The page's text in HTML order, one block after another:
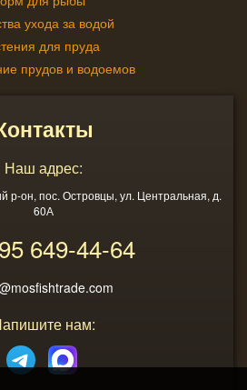
ухода за водой
для пруда
прудов и водоемов
Наш адрес:
р-он, пос. Островцы, ул. Центральная, д.
60А
649-44-64
нам: